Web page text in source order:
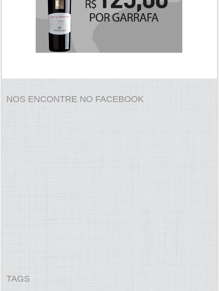
NOS ENCONTRE NO FACEBOOK
TAGS